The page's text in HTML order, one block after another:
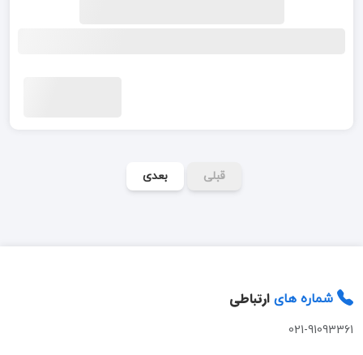
قبلی بعدی
شماره های ارتباطی
021-91093361